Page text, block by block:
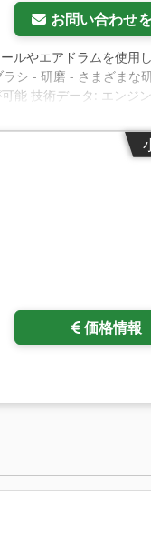
お問い合わせ
ルやエアドラムを使用
シ - 研磨 - さまざまな
能 技術データ: エンジ
ト径: 30 mm 最大砥石
990010 2個のバ
フェン 検査された現状
価格情報